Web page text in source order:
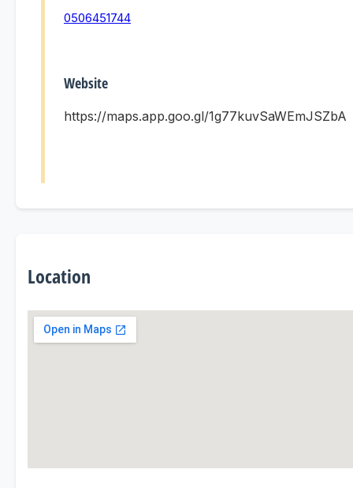
0506451744
Website
https://maps.app.goo.gl/1g77kuvSaWEmJSZbA
Location